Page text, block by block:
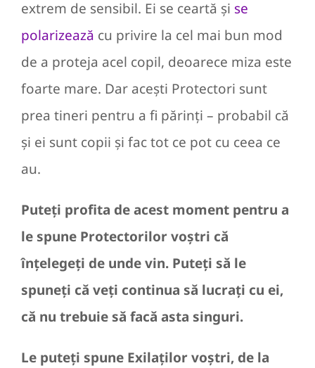
extrem de sensibil. Ei se ceartă și se
polarizează cu privire la cel mai bun mod
de a proteja acel copil, deoarece miza este
foarte mare. Dar acești Protectori sunt
prea tineri pentru a fi părinți – probabil că
și ei sunt copii și fac tot ce pot cu ceea ce
au.
Puteți profita de acest moment pentru a
le spune Protectorilor voștri că
înțelegeți de unde vin. Puteți să le
spuneți că veți continua să lucrați cu ei,
că nu trebuie să facă asta singuri.
Le puteți spune Exilaților voștri, de la